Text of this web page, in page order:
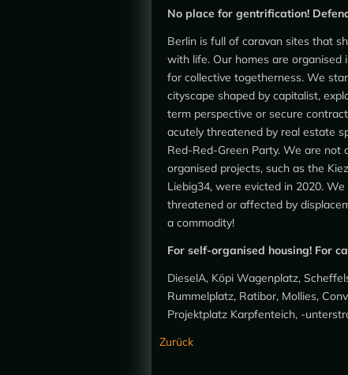
No place for gentrification!
Berlin is full of caravan sites that
with life. Our homes are organised
for collective togetherness. We
cityscape shaped by capitalist,
term perspective or secure
acutely threatened by real estate
Red-Red-Green Party. We are not
organised projects, such as the
Liebig34, were evicted in 2020.
threatened or affected by
a commodity!
For self-organised housing! For
DieselA, Köpi Wagenplatz,
Rummelplatz, Ratibor, Mollies,
Projektplatz Karpfenteich, -
Zurück